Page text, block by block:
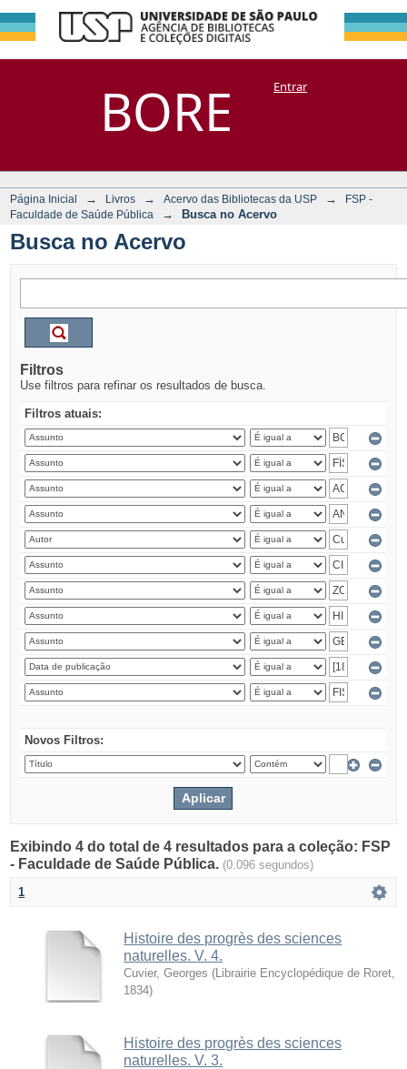
BORE
Busca no Acervo
DSpace/Manakin + CoriscoEntrar
Página Inicial → Livros → Acervo das Bibliotecas da USP →
FSP -
Faculdade de Saúde Pública
→ Busca no Acervo
Busca no Acervo
Filtros
Use filtros para refinar os resultados de busca.
Filtros atuais:
Novos Filtros:
Exibindo 4 do total de 4 resultados para a coleção: FSP
- Faculdade de Saúde Pública. (0.096 segundos)
1
Histoire des progrès des sciences
naturelles. V. 4.
Cuvier, Georges ( Librairie Encyclopédique de Roret
1834)
Histoire des progrès des sciences
naturelles. V. 3.